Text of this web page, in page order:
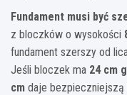
Fundament musi być
z bloczków o wysokości
fundament szerszy od
Jeśli bloczek ma 24 cm
cm daje bezpieczniejszą